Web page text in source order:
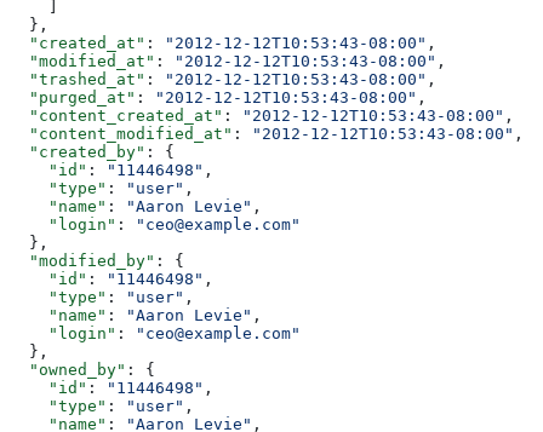
  },
  "created_at"
: "2012-12-12T10:53:43-08:00" ,
  "modified_at"
: "2012-12-12T10:53:43-08:00" ,
  "trashed_at"
: "2012-12-12T10:53:43-08:00" ,
  "purged_at"
: "2012-12-12T10:53:43-08:00" ,
  "content_created_at"
: "2012-12-12T10:53:43-08:00" ,
  "content_modified_at"
: "2012-12-12T10:53:43-08:00" ,
  "created_by"
: {
    "id"
: "11446498" ,
    "type"
: "user" ,
    "name"
: "Aaron Levie" ,
    "login"
:
"ceo@example.com"
  },
  "modified_by"
: {
    "id"
: "11446498" ,
    "type"
: "user" ,
    "name"
: "Aaron Levie" ,
    "login"
:
"ceo@example.com"
  },
  "owned_by"
: {
    "id"
: "11446498" ,
    "type"
: "user" ,
    "name"
: "Aaron Levie" ,